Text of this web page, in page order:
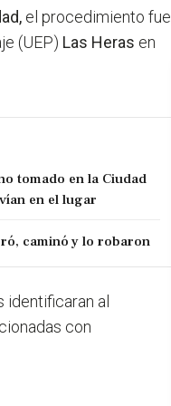
el procedimiento fue
(UEP) Las Heras en
tomado en la Ciudad
en el lugar
caminó y lo robaron
identificaran al
con